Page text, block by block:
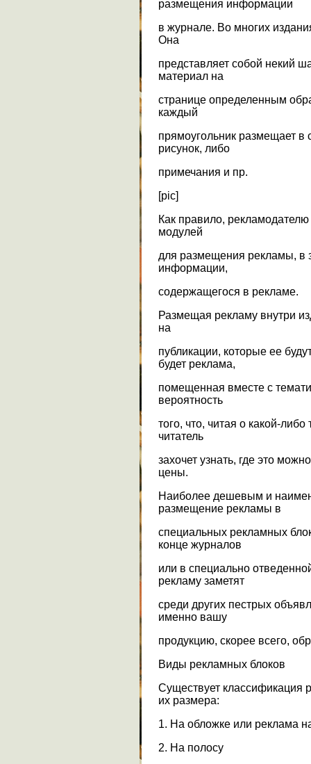
размещения информации
в журнале. Во многих
Она
представляет собой некий
материал на
странице определенным
каждый
прямоугольник размещает в
рисунок, либо
примечания и пр.
[pic]
Как правило,
модулей
для размещения рекламы, в
информации,
содержащегося в рекламе.
Размещая рекламу внутри
на
публикации, которые ее
будет реклама,
помещенная вместе с
вероятность
того, что, читая о какой-
читатель
захочет узнать, где это
цены.
Наиболее дешевым и
размещение рекламы в
специальных рекламных
конце журналов
или в специально
рекламу заметят
среди других пестрых
именно вашу
продукцию, скорее всего,
Виды рекламных блоков
Существует классификация
их размера:
1. На обложке или реклама
2. На полосу